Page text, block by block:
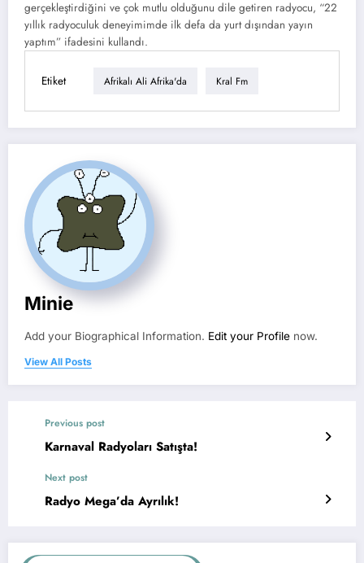
gerçekleştirdiğini ve çok mutlu olduğunu dile getiren radyocu, “22
yıllık radyoculuk deneyimimde ilk defa da yurt dışından yayın
yaptım” ifadesini kullandı.
Etiket Afrikalı Ali Afrika'da Kral Fm
Minie
Add your Biographical Information. Edit your Profile now.
View All Posts
Previous post
Karnaval Radyoları Satışta!
Next post
Radyo Mega’da Ayrılık!